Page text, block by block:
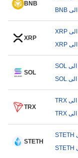
BNB
XRP
SOL
TRX
STETH